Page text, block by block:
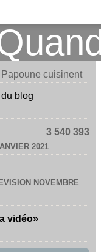
blog
3 540 393
2021
NOVEMBRE
vidéo»